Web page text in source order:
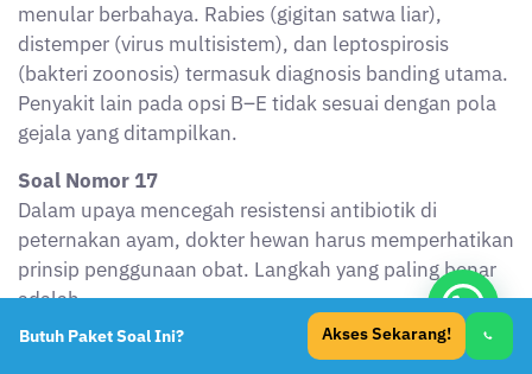
menular berbahaya. Rabies (gigitan satwa liar),
distemper (virus multisistem), dan leptospirosis
(bakteri zoonosis) termasuk diagnosis banding utama.
Penyakit lain pada opsi B–E tidak sesuai dengan pola
gejala yang ditampilkan.
Soal Nomor 17
Dalam upaya mencegah resistensi antibiotik di
peternakan ayam, dokter hewan harus memperhatikan
prinsip penggunaan obat. Langkah yang paling benar
adalah…
A. Memberikan antibiotik profilaksis terus-menerus
Butuh Paket Soal Ini? Akses Sekarang!